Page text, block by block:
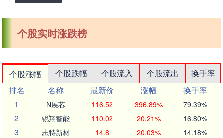
个股实时涨跌榜
个股涨幅 个股跌幅 个股流入 个股流出
换手率
排名
名称 最新价 涨幅
换手率
1
N展芯 116.52 396.89% 79.39%
2 锐翔智能 110.02 20.21% 16.80%
3 志特新材 14.8 20.03% 14.18%